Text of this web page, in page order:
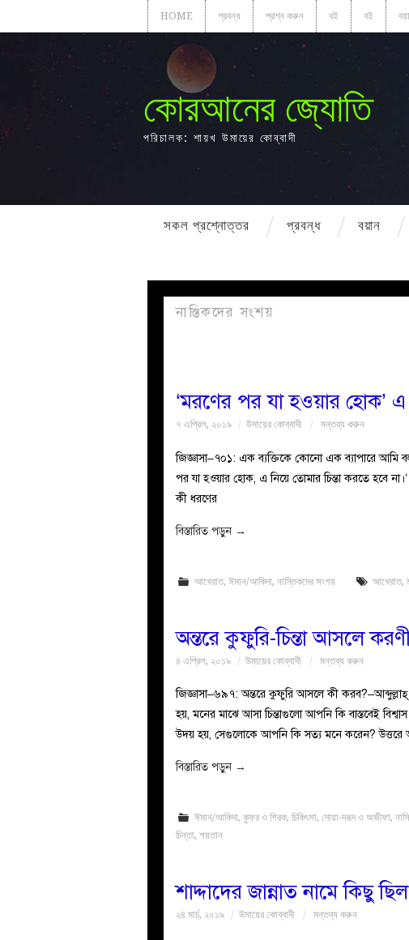
HOME প্রবন্ধ প্রশ্ন করুন বই বই
কোরআনের জ্যোতি
পরিচালক: শায়খ উমায়ের কোব্বাদী
সকল প্রশ্নোত্তর প্রবন্ধ বয়ান
নাস্তিকদের সংশয়
‘মরণের পর যা হওয়ার হোক’
৭ এপ্রিল, ২০১৯ উমায়ের কোব্বাদী মন্তব্য করুন
জিজ্ঞাসা–৭০১: এক ব্যক্তিকে কোনো এক ব্যাপারে আমি
পর যা হওয়ার হোক, এ নিয়ে তোমার চিন্তা করতে হবে
কী ধরণের
বিস্তারিত পড়ুন →
আখেরাত,ঈমান/আকিদা,নাস্তিকদের সংশয় আখেরাত,
অন্তরে কুফুরি-চিন্তা আসলে
৪ এপ্রিল, ২০১৯ উমায়ের কোব্বাদী মন্তব্য করুন
জিজ্ঞাসা–৬৯৭: অন্তরে কুফুরি আসলে কী
হয়, মনের মাঝে আসা চিন্তাগুলো আপনি কি বাস্তবেই
উদয় হয়, সেগুলোকে আপনি কি সত্য মনে করেন? উত্তরে
বিস্তারিত পড়ুন →
ঈমান/আকিদা,কুফর ও শিরক,চিকিৎসা,দোয়া-দরূদ ও অজীফা,
চিন্তা, শয়তান
শাদ্দাদের জান্নাত নামে কিছু
২৪ মার্চ, ২০১৯ উমায়ের কোব্বাদী মন্তব্য করুন